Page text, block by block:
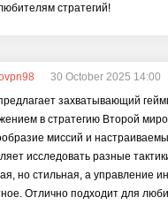
стратегий!
30 October 2025 14:00
захватывающий
в стратегию Второй
миссий и
исследовать разные
но стильная, а управление
Отлично подходит для